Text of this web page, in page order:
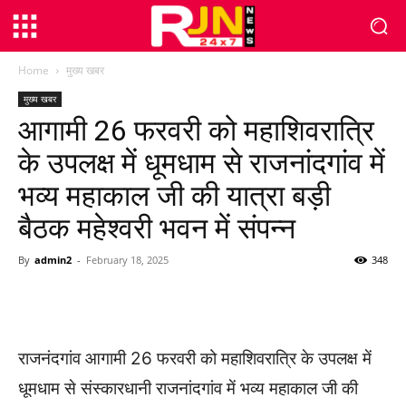
Home मुख्य खबर
मुख्य खबर
आगामी 26 फरवरी को महाशिवरात्रि
के उपलक्ष में धूमधाम से राजनांदगांव में
भव्य महाकाल जी की यात्रा बड़ी
बैठक महेश्वरी भवन में संपन्न
By admin2 - February 18, 2025 348
राजनंदगांव आगामी 26 फरवरी को महाशिवरात्रि के उपलक्ष में
धूमधाम से संस्कारधानी राजनांदगांव में भव्य महाकाल जी की